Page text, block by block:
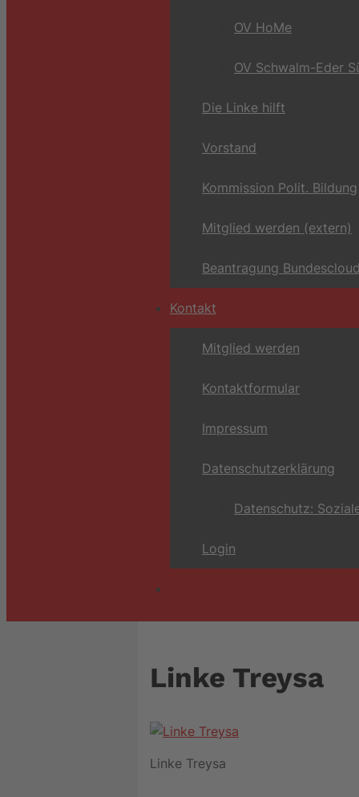
OV HoMe
OV Schwalm-Eder
Die Linke hilft
Vorstand
Kommission Polit. Bildung
Mitglied werden (extern)
Beantragung
Kontakt
Mitglied werden
Kontaktformular
Impressum
Datenschutzerklärung
Datenschutz:
Login
Linke Treysa
Linke Treysa